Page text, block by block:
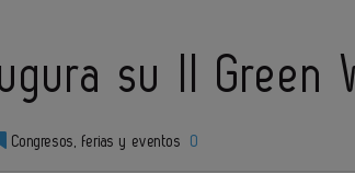
su II Green
Congresos, ferias y eventos 0